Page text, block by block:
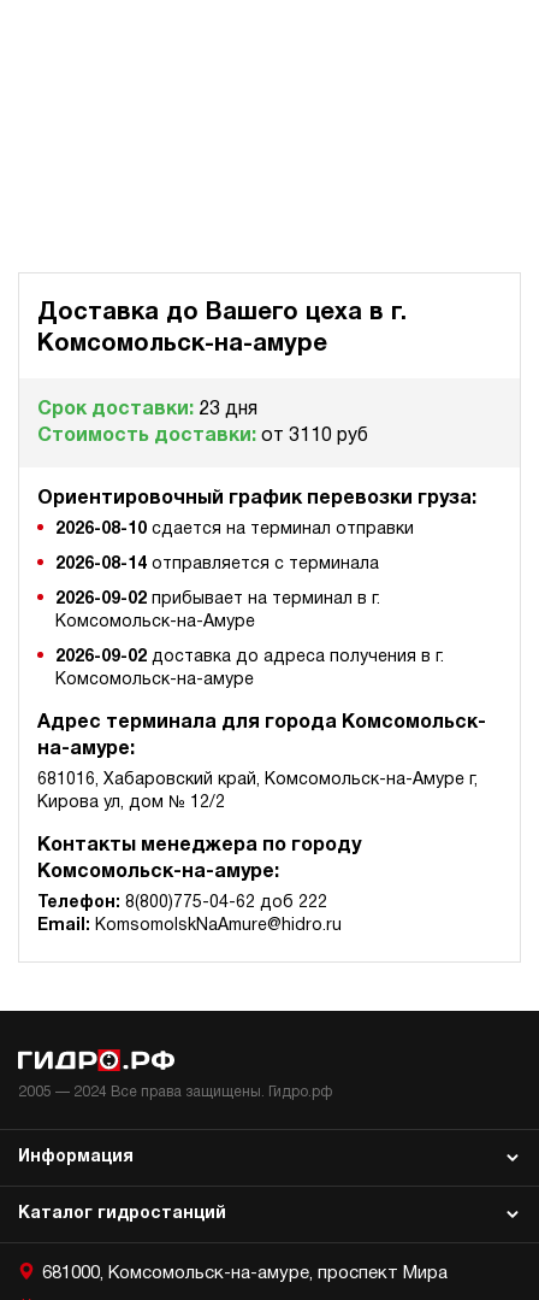
Доставка до Вашего цеха в г.
Комсомольск-на-амуре
Срок доставки: 23 дня
Стоимость доставки: от 3110 руб
Ориентировочный график перевозки груза:
2026-08-10 сдается на терминал отправки
2026-08-14 отправляется с терминала
2026-09-02 прибывает на терминал в г.
Комсомольск-на-Амуре
2026-09-02 доставка до адреса получения в г.
Комсомольск-на-амуре
Адрес терминала для города Комсомольск-
на-амуре:
681016, Хабаровский край, Комсомольск-на-Амуре г,
Кирова ул, дом № 12/2
Контакты менеджера по городу
Комсомольск-на-амуре:
Телефон: 8(800)775-04-62 доб 222
Email: KomsomolskNaAmure@hidro.ru
2005 — 2024 Все права защищены. Гидро.рф
Каталог гидростанций
Информация
681000, Комсомольск-на-амуре, проспект Мира